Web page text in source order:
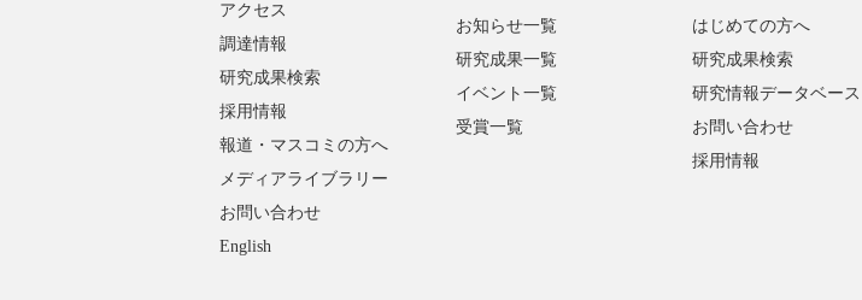
アクセス
調達情報
研究成果検索
採用情報
報道・マスコミの方へ
メディアライブラリー
お問い合わせ
English
お知らせ一覧
研究成果一覧
イベント一覧
受賞一覧
はじめての方へ
研究成果検索
研究情報データベース
お問い合わせ
採用情報